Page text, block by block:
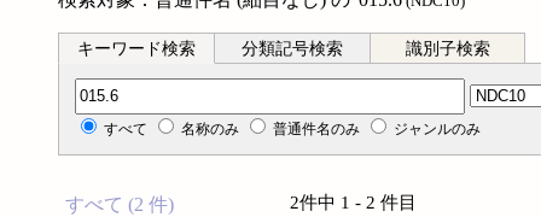
キーワード検索 分類記号検索 識別子検索
分類記号検索
すべて 名称のみ 普通件名のみ ジャンルのみ
すべて (2 件)
2件中 1 - 2 件目